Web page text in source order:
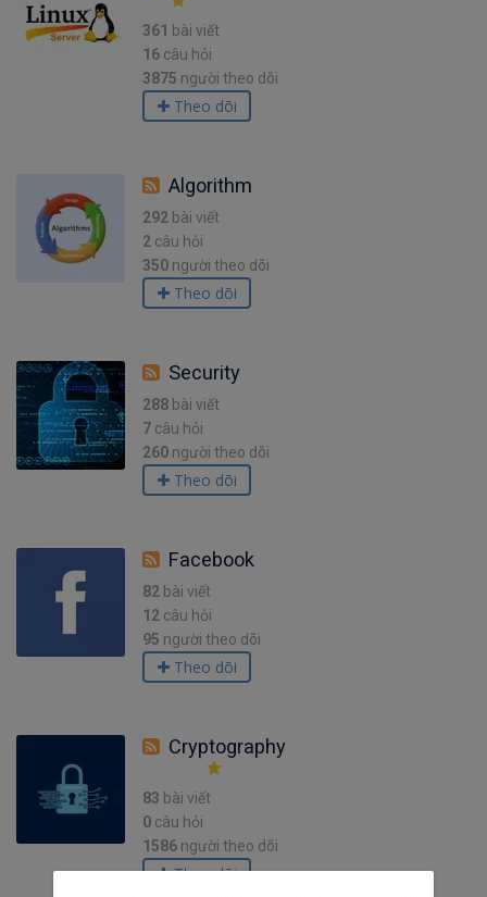
361 bài viết
16 câu hỏi
3875 người theo dõi
Theo dõi
Algorithm
292 bài viết
2 câu hỏi
350 người theo dõi
Theo dõi
Security
288 bài viết
7 câu hỏi
260 người theo dõi
Theo dõi
Facebook
82 bài viết
12 câu hỏi
95 người theo dõi
Theo dõi
Cryptography
83 bài viết
0 câu hỏi
1586 người theo dõi
Theo dõi